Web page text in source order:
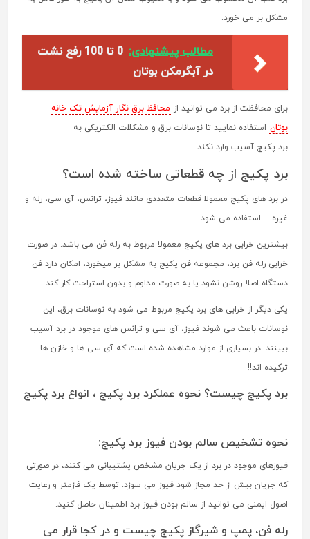
مشکل بر می خورد.
مطالب پیشنهادی:
0 تا 100 رفع نشت
در آبگرمکن بوتان
برای محافظت از برد می توانید از محافظ برق نگار آزمایش تک خانه
بوتان استفاده نمایید تا نوسانات برق و مشکلات الکتریکی به
برد پکیج آسیب وارد نکند.
برد پکیج از چه قطعاتی ساخته شده است؟
در برد های پکیج معمولا قطعات متعددی مانند فیوز، ترانس، آی سی، رله و
غیره… استفاده می شود.
بیشترین خرابی برد های پکیج معمولا مربوط به رله فن می باشد. در صورت
خرابی رله فن برد، مجموعه فن پکیج به مشکل بر میخورد، امکان دارد فن
دستگاه اصلا روشن نشود یا به صورت مداوم و بدون استراحت کار کند.
یکی دیگر از خرابی های برد پکیج مربوط می شود به نوسانات برق، این
نوسانات باعث می شوند فیوز، آی سی و ترانس های موجود در برد آسیب
ببینند. در بسیاری از موارد مشاهده شده است که آی سی ها و خازن ها
ترکیده اند!!
برد پکیج چیست؟ نحوه عملکرد برد پکیج ، انواع برد پکیج
نحوه تشخیص سالم بودن فیوز برد پکیج:
فیوزهای موجود در برد از یک جریان مشخص پشتیبانی می کنند، در صورتی
که جریان بیش از حد مجاز شود فیوز می سوزد. توسط یک فازمتر و رعایت
اصول ایمنی می توانید از سالم بودن فیوز برد اطمینان حاصل کنید.
رله فن، پمپ و شیرگاز پکیج چیست و در کجا قرار می